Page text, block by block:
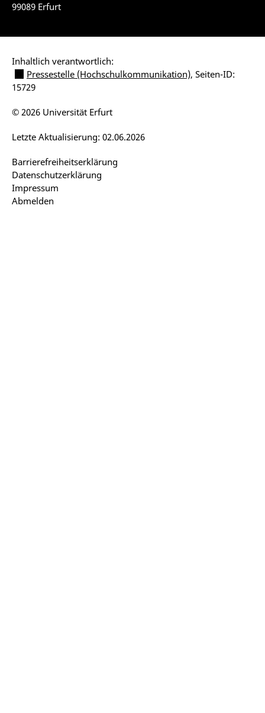
99089 Erfurt
Inhaltlich verantwortlich:
Pressestelle (Hochschulkommunikation), Seiten-ID:
15729
Barrierefreiheitserklärung
Datenschutzerklärung
Impressum
Abmelden
Letzte Aktualisierung: 02.06.2026
© 2026 Universität Erfurt